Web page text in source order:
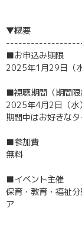
▼概要
■お申込み期限
2025年1月29日（
■視聴期間（期間限
2025年4月2日（
期間中はお好きな
■参加費
無料
■イベント主催
保育・教育・福祉
ア